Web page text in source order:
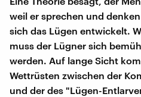
weil er sprechen und
sich das Lügen entwickelt.
muss der Lügner sich
werden. Auf lange Sicht
Wettrüsten zwischen der
und der des "Lügen-